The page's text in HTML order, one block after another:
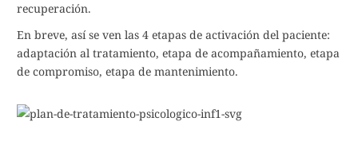
recuperación.
En breve, así se ven las 4 etapas de activación del paciente:
adaptación al tratamiento, etapa de acompañamiento, etapa
de compromiso, etapa de mantenimiento.